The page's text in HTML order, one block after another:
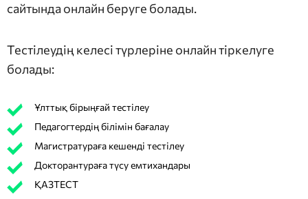
сайтында онлайн беруге болады.
Тестілеудің келесі түрлеріне онлайн тіркелуге
болады:
Ұлттық бірыңғай тестілеу
Педагогтердің білімін бағалау
Магистратураға кешенді тестілеу
Докторантураға түсу емтихандары
ҚАЗТЕСТ